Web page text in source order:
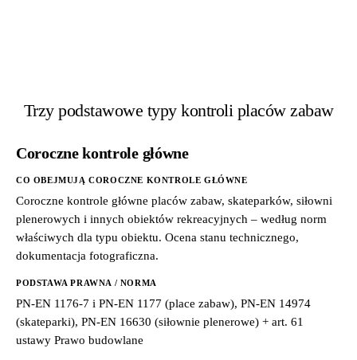
Trzy podstawowe typy kontroli placów zabaw
Coroczne kontrole główne
CO OBEJMUJĄ COROCZNE KONTROLE GŁÓWNE
Coroczne kontrole główne placów zabaw, skateparków, siłowni
plenerowych i innych obiektów rekreacyjnych – według norm
właściwych dla typu obiektu. Ocena stanu technicznego,
dokumentacja fotograficzna.
PODSTAWA PRAWNA / NORMA
PN-EN 1176-7 i PN-EN 1177 (place zabaw), PN-EN 14974
(skateparki), PN-EN 16630 (siłownie plenerowe) + art. 61
ustawy Prawo budowlane